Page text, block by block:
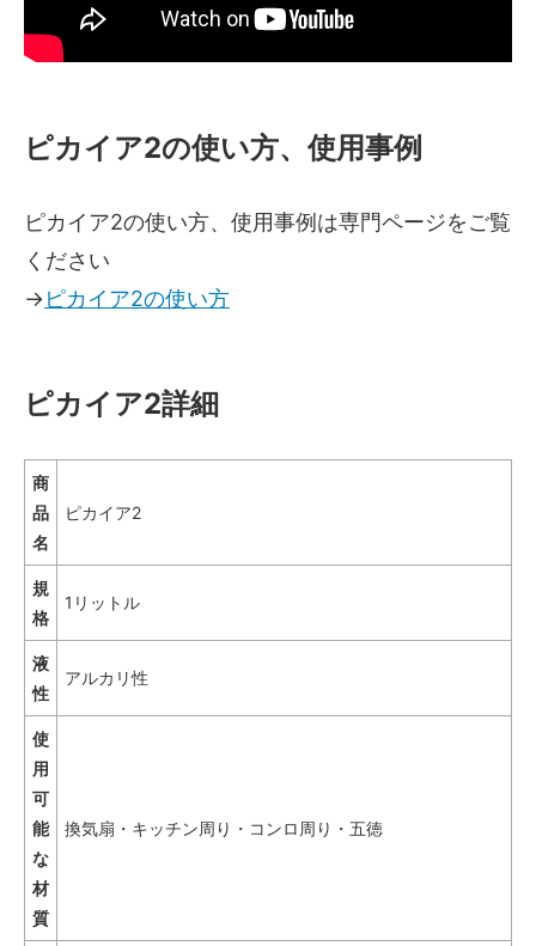
ピカイア2の使い方、使用事例
ピカイア2の使い方、使用事例は専門ページをご覧
ください
→ピカイア2の使い方
ピカイア2詳細
商
品
名
ピカイア2
規
格
1リットル
液
性
アルカリ性
使
用
可
能
な
材
質
換気扇・キッチン周り・コンロ周り・五徳